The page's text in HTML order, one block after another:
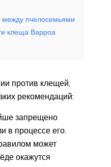
пчелосемьями
клеща Варроа
против клещей,
рекомендаций:
запрещено
в процессе его.
может
окажутся